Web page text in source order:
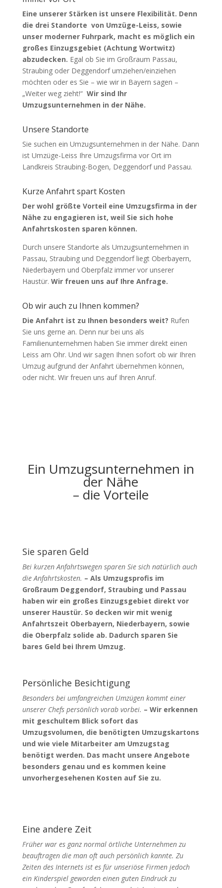
Eine unserer Stärken ist unsere Flexibilität. Denn
die drei Standorte von Umzüge-Leiss, sowie
unser moderner Fuhrpark, macht es möglich ein
großes Einzugsgebiet (Achtung Wortwitz)
abzudecken. Egal ob Sie im Großraum Passau,
Straubing oder Deggendorf umziehen/einziehen
möchten oder es Sie – wie wir in Bayern sagen –
„Weiter weg zieht!“ Wir sind Ihr
Umzugsunternehmen in der Nähe.
Unsere Standorte
Sie suchen ein Umzugsunternehmen in der Nähe. Dann
ist Umzüge-Leiss Ihre Umzugsfirma vor Ort im
Landkreis Straubing-Bogen, Deggendorf und Passau.
Kurze Anfahrt spart Kosten
Der wohl größte Vorteil eine Umzugsfirma in der
Nähe zu engagieren ist, weil Sie sich hohe
Anfahrtskosten sparen können.
Durch unsere Standorte als Umzugsunternehmen in
Passau, Straubing und Deggendorf liegt Oberbayern,
Niederbayern und Oberpfalz immer vor unserer
Haustür. Wir freuen uns auf Ihre Anfrage.
Ob wir auch zu Ihnen kommen?
Die Anfahrt ist zu Ihnen besonders weit? Rufen
Sie uns gerne an. Denn nur bei uns als
Familienunternehmen haben Sie immer direkt einen
Leiss am Ohr. Und wir sagen Ihnen sofort ob wir Ihren
Umzug aufgrund der Anfahrt übernehmen können,
oder nicht. Wir freuen uns auf Ihren Anruf.
Ein Umzugsunternehmen in
der Nähe
– die Vorteile
Sie sparen Geld
Bei kurzen Anfahrtswegen sparen Sie sich natürlich auch
die Anfahrtskosten. – Als Umzugsprofis im
Großraum Deggendorf, Straubing und Passau
haben wir ein großes Einzugsgebiet direkt vor
unserer Haustür. So decken wir mit wenig
Anfahrtszeit Oberbayern, Niederbayern, sowie
die Oberpfalz solide ab. Dadurch sparen Sie
bares Geld bei Ihrem Umzug.
Persönliche Besichtigung
Besonders bei umfangreichen Umzügen kommt einer
unserer Chefs persönlich vorab vorbei. – Wir erkennen
mit geschultem Blick sofort das
Umzugsvolumen, die benötigten Umzugskartons
und wie viele Mitarbeiter am Umzugstag
benötigt werden. Das macht unsere Angebote
besonders genau und es kommen keine
unvorhergesehenen Kosten auf Sie zu.
Eine andere Zeit
Früher war es ganz normal örtliche Unternehmen zu
beauftragen die man oft auch persönlich kannte. Zu
Zeiten des Internets ist es für unseriöse Firmen jedoch
ein Kinderspiel geworden einen guten Eindruck zu